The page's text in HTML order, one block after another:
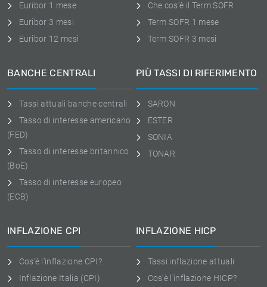
Euribor 1 mese
Euribor 3 mesi
Euribor 12 mesi
Che cos'è il Term SOFR
Term SOFR 1 mese
Term SOFR 3 mesi
BANCHE CENTRALI
Tassi attuali banche centrali
Tasso di interesse americano
(FED)
Tasso di interesse britannico
(BoE)
Tasso di interesse europeo
(ECB)
PIÙ TASSI DI RIFERIMENTO
SARON
ESTER
SONIA
TONAR
INFLAZIONE CPI
Cos'è l'inflazione CPI?
Inflazione Italia (CPI)
INFLAZIONE HICP
Tassi inflazione attuali
Cos'è l'inflazione HICP?